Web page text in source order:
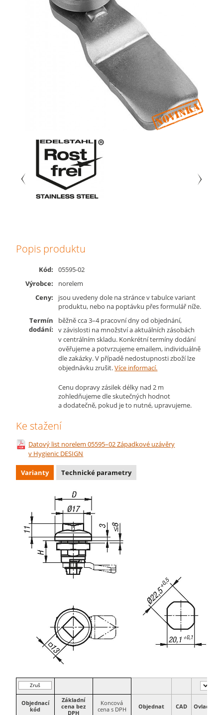
Popis produktu
Kód:
05595-02
Výrobce:
norelem
Ceny:
jsou uvedeny dole na stránce v tabulce variant
produktu, nebo na poptávku přes formulář níže.
Termín
dodání:
běžně cca 3–4 pracovní dny od objednání,
v závislosti na množství a aktuálních zásobách
v centrálním skladu. Konkrétní termíny dodání
ověřujeme a potvrzujeme emailem, individuálně
dle zakázky. V případě nedostupnosti zboží lze
objednávku zrušit.Více informací.
Cenu dopravy zásilek délky nad 2 m
zohledňujeme dle skutečných hodnot
a dodatečně, pokud je to nutné, upravujeme.
Ke stažení
Datový list norelem 05595–02 Západkové uzávěry
v Hygienic DESIGN
Varianty Technické parametry
Zruš
filtr
Objednací
kód
Základní
cena bez
DPH
Koncová
cena s DPH
Objednat CAD Ovladač